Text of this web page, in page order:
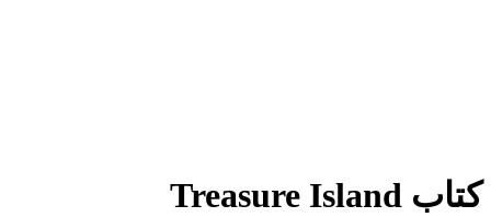
کتاب Treasure Island